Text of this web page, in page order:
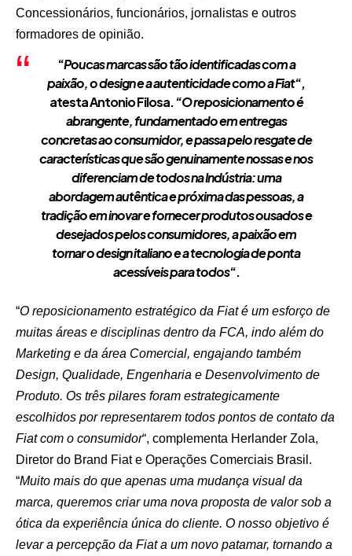
Concessionários, funcionários, jornalistas e outros
formadores de opinião.
“Poucas marcas são tão identificadas com a
paixão, o design e a autenticidade como a Fiat“,
atesta Antonio Filosa. “O reposicionamento é
abrangente, fundamentado em entregas
concretas ao consumidor, e passa pelo resgate de
características que são genuinamente nossas e nos
diferenciam de todos na Indústria: uma
abordagem autêntica e próxima das pessoas, a
tradição em inovar e fornecer produtos ousados e
desejados pelos consumidores, a paixão em
tornar o design italiano e a tecnologia de ponta
acessíveis para todos“.
“O reposicionamento estratégico da Fiat é um esforço de
muitas áreas e disciplinas dentro da FCA, indo além do
Marketing e da área Comercial, engajando também
Design, Qualidade, Engenharia e Desenvolvimento de
Produto. Os três pilares foram estrategicamente
escolhidos por representarem todos pontos de contato da
Fiat com o consumidor“, complementa Herlander Zola,
Diretor do Brand Fiat e Operações Comerciais Brasil.
“Muito mais do que apenas uma mudança visual da
marca, queremos criar uma nova proposta de valor sob a
ótica da experiência única do cliente. O nosso objetivo é
levar a percepção da Fiat a um novo patamar, tornando a